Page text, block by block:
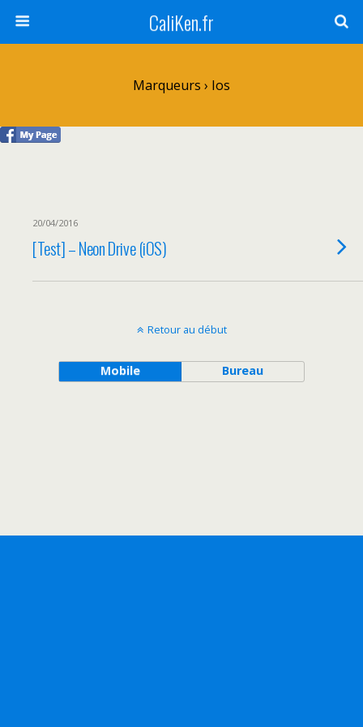
CaliKen.fr
Marqueurs › Ios
20/04/2016
[Test] – Neon Drive (iOS)
Retour au début
Mobile Bureau